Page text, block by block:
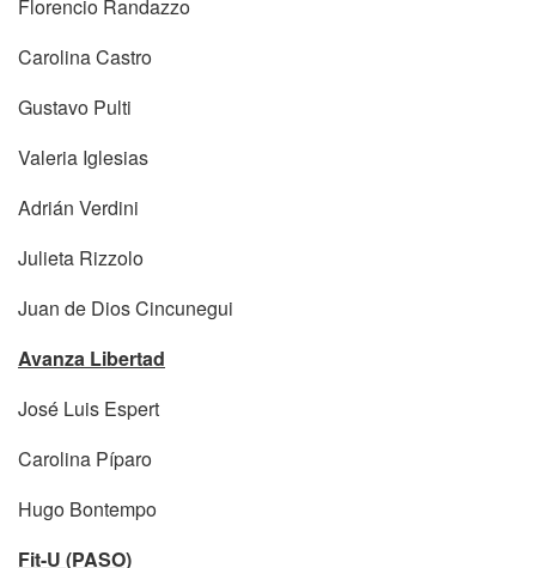
Florencio Randazzo
Carolina Castro
Gustavo Pulti
Valeria Iglesias
Adrián Verdini
Julieta Rizzolo
Juan de Dios Cincunegui
Avanza Libertad
José Luis Espert
Carolina Píparo
Hugo Bontempo
Fit-U (PASO)